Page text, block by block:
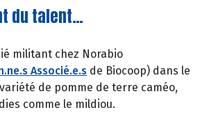
du talent…
militant chez Norabio
Associé.e.s de Biocoop) dans le
de pomme de terre caméo,
comme le mildiou.